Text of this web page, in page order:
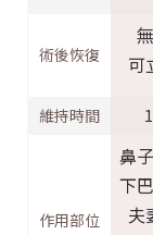
術後恢復
可
維持時間
作用部位
鼻
下
夫